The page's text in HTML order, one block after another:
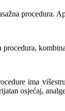
procedura.
ima
osjećaj,